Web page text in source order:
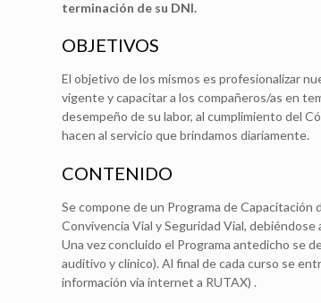
terminación de su DNI.
OBJETIVOS
El objetivo de los mismos es profesionalizar
vigente y capacitar a los compañeros/as en
desempeño de su labor, al cumplimiento del
hacen al servicio que brindamos diariamente.
CONTENIDO
Se compone de un Programa de
Convivencia Vial y Seguridad Vial,
Una vez concluido el Programa antedicho se
auditivo y clínico). Al final de cada curso se
información vía internet a RUTAX) .